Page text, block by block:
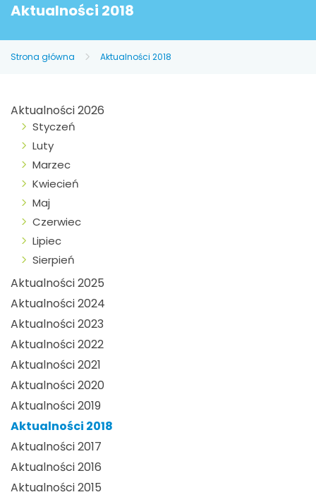
Aktualności 2018
Strona główna Aktualności 2018
Aktualności 2026
Styczeń
Luty
Marzec
Kwiecień
Maj
Czerwiec
Lipiec
Sierpień
Aktualności 2025
Aktualności 2024
Aktualności 2023
Aktualności 2022
Aktualności 2021
Aktualności 2020
Aktualności 2019
Aktualności 2018
Aktualności 2017
Aktualności 2016
Aktualności 2015